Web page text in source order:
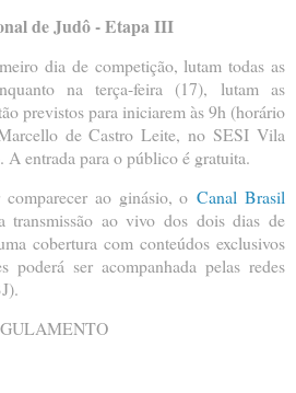
de Judô - Etapa III
dia de competição, lutam todas as
na terça-feira (17), lutam as
previstos para iniciarem às 9h (horário
de Castro Leite, no SESI Vila
entrada para o público é gratuita.
comparecer ao ginásio, oCanal Brasil
transmissão ao vivo dos dois dias de
cobertura com conteúdos exclusivos
poderá ser acompanhada pelas redes